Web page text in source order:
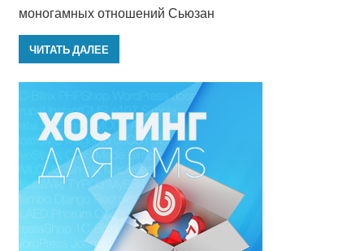
моногамных отношений Сьюзан
ЧИТАТЬ ДАЛЕЕ